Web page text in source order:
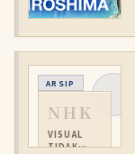
ARSIP
NHK
VISUAL
TIDAK